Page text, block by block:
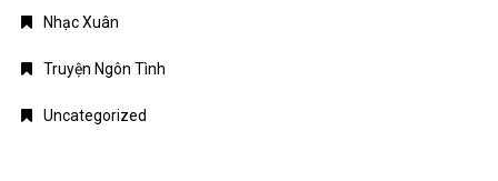
Nhạc Xuân
Truyện Ngôn Tình
Uncategorized